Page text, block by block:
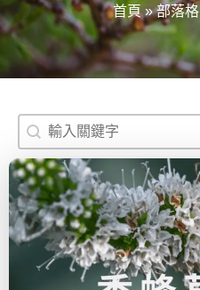
首頁 » 部落格
搜尋
Search content